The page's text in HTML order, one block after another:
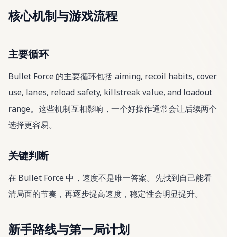
核心机制与游戏流程
主要循环
Bullet Force 的主要循环包括 aiming, recoil habits, cover
use, lanes, reload safety, killstreak value, and loadout
range。这些机制互相影响，一个好操作通常会让后续两个
选择更容易。
关键判断
在 Bullet Force 中，速度不是唯一答案。先找到自己能看
清局面的节奏，再逐步提高速度，稳定性会明显提升。
新手路线与第一局计划